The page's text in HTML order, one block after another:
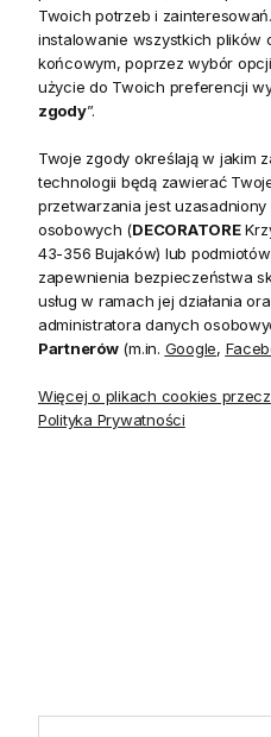
Doradztwo produktowe
+ 48 531 771 366
Biuro
+ 48 723 600 621
Reklamacje | Zwroty
sklep@decoratore.pl
POLECANE KATEGORIE
Twoich potrzeb i
instalowanie wszystkich plików
końcowym, poprzez wybór
użycie do Twoich preferencji
zgody”.
Twoje zgody określają w jakim
technologii będą zawierać
przetwarzania jest
osobowych (DECORATORE
43-356 Bujaków) lub
zapewnienia bezpieczeństwa
usług w ramach jej działania
administratora danych
Partnerów(m.in. Google,
Więcej o plikach cookies
Polityka Prywatności